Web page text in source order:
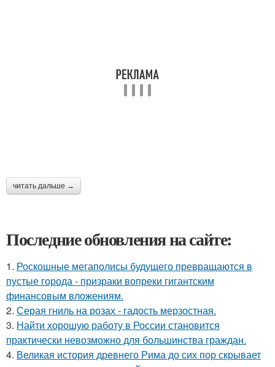
читать дальше →
Последние обновления на сайте:
1. Роскошные мегаполисы будущего превращаются в
пустые города - призраки вопреки гигантским
финансовым вложениям.
2. Серая гниль на розах - гадость мерзостная.
3. Найти хорошую работу в России становится
практически невозможно для большинства граждан.
4. Великая история древнего Рима до сих пор скрывает